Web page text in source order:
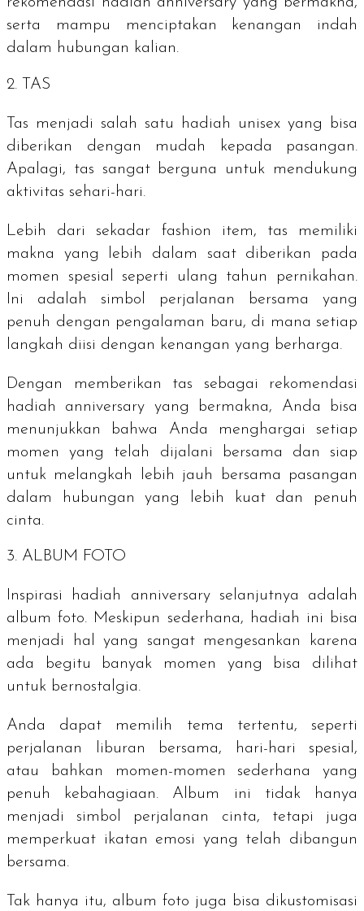
serta mampu menciptakan kenangan indah
dalam hubungan kalian.
2. TAS
Tas menjadi salah satu hadiah unisex yang bisa
diberikan dengan mudah kepada pasangan.
Apalagi, tas sangat berguna untuk mendukung
aktivitas sehari-hari.
Lebih dari sekadar fashion item, tas memiliki
makna yang lebih dalam saat diberikan pada
momen spesial seperti ulang tahun pernikahan.
Ini adalah simbol perjalanan bersama yang
penuh dengan pengalaman baru, di mana setiap
langkah diisi dengan kenangan yang berharga.
Dengan memberikan tas sebagai rekomendasi
hadiah anniversary yang bermakna, Anda bisa
menunjukkan bahwa Anda menghargai setiap
momen yang telah dijalani bersama dan siap
untuk melangkah lebih jauh bersama pasangan
dalam hubungan yang lebih kuat dan penuh
cinta.
3. ALBUM FOTO
Inspirasi hadiah anniversary selanjutnya adalah
album foto. Meskipun sederhana, hadiah ini bisa
menjadi hal yang sangat mengesankan karena
ada begitu banyak momen yang bisa dilihat
untuk bernostalgia.
Anda dapat memilih tema tertentu, seperti
perjalanan liburan bersama, hari-hari spesial,
atau bahkan momen-momen sederhana yang
penuh kebahagiaan. Album ini tidak hanya
menjadi simbol perjalanan cinta, tetapi juga
memperkuat ikatan emosi yang telah dibangun
bersama.
Tak hanya itu, album foto juga bisa dikustomisasi